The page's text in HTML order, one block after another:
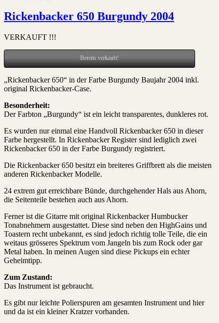
Rickenbacker 650 Burgundy 2004
VERKAUFT !!!
Bereits verkauft!
„Rickenbacker 650“ in der Farbe Burgundy Baujahr 2004 inkl.
original Rickenbacker-Case.
Besonderheit:
Der Farbton „Burgundy“ ist ein leicht transparentes, dunkleres rot.
Es wurden nur einmal eine Handvoll Rickenbacker 650 in dieser
Farbe hergestellt. In Rickenbacker Register sind lediglich zwei
Rickenbacker 650 in der Farbe Burgundy registriert.
Die Rickenbacker 650 besitzt ein breiteres Griffbrett als die meisten
anderen Rickenbacker Modelle.
24 extrem gut erreichbare Bünde, durchgehender Hals aus Ahorn,
die Seitenteile bestehen auch aus Ahorn.
Ferner ist die Gitarre mit original Rickenbacker Humbucker
Tonabnehmern ausgestattet. Diese sind neben den HighGains und
Toastern recht unbekannt, es sind jedoch richtig tolle Teile, die ein
weitaus grösseres Spektrum vom Jangeln bis zum Rock oder gar
Metal haben. In meinen Augen sind diese Pickups ein echter
Geheimtipp.
Zum Zustand:
Das Instrument ist gebraucht.
Es gibt nur leichte Polierspuren am gesamten Instrument und hier
und da ist ein kleiner Kratzer vorhanden.